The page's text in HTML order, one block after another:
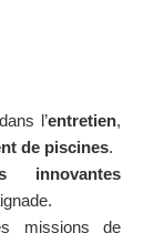
l’entretien,
de piscines.
innovantes
missions de